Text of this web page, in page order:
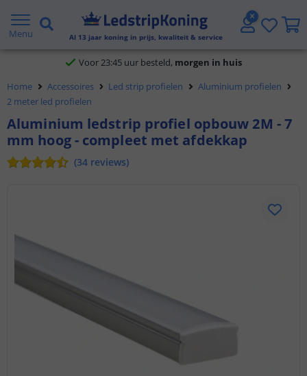
Menu Al 13 jaar koning in prijs, kwaliteit & service
Klantbeoordeling 9.1
Voor 23:45 uur besteld, morgen in huis
Home
Accessoires Led strip profielen
Aluminium profielen
2 meter led profielen
Aluminium ledstrip profiel opbouw 2M - 7
mm hoog - compleet met afdekkap
(34 reviews)